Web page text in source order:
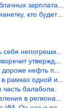
определё
будет следующим…
непогрешимым.
утверждению &qu
нефть продадим.
одной и той же с
балабола.
нищенские